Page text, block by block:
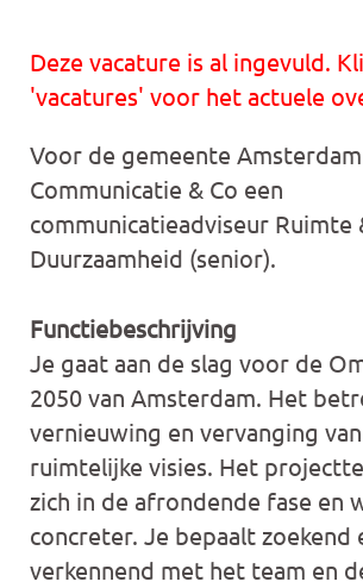
Deze vacature is al ingevuld.
'vacatures' voor het actuele
Voor de gemeente
Communicatie & Co een
communicatieadviseur Ruimte
Duurzaamheid (senior).
Functiebeschrijving
Je gaat aan de slag voor de
2050 van Amsterdam. Het
vernieuwing en vervanging
ruimtelijke visies. Het
zich in de afrondende fase en
concreter. Je bepaalt zoekend
verkennend met het team en